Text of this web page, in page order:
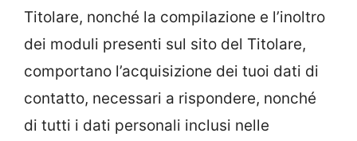
Titolare, nonché la compilazione e l’inoltro
dei moduli presenti sul sito del Titolare,
comportano l’acquisizione dei tuoi dati di
contatto, necessari a rispondere, nonché
di tutti i dati personali inclusi nelle